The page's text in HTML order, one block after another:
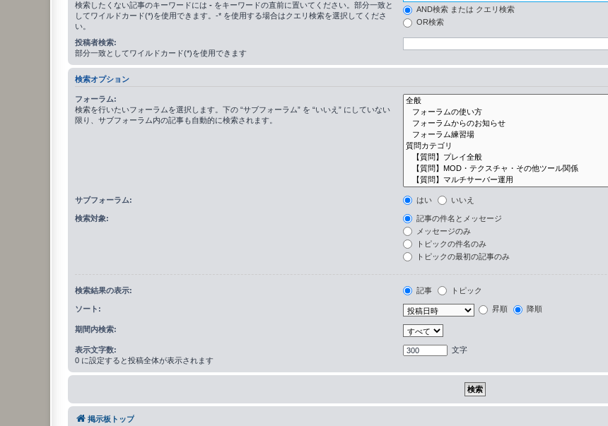
検索したくない記事のキーワードには - をキーワードの直前に置いてください。部分一致と
してワイルドカード(*)を使用できます。-* を使用する場合はクエリ検索を選択してくださ
い。
AND検索 または クエリ検索
OR検索
投稿者検索:
部分一致としてワイルドカード(*)を使用できます
検索オプション
フォーラム:
検索を行いたいフォーラムを選択します。下の “サブフォーラム” を “いいえ” にしていない
限り、サブフォーラム内の記事も自動的に検索されます。
サブフォーラム: はい いいえ
検索対象:
記事の件名とメッセージ
メッセージのみ
トピックの件名のみ
トピックの最初の記事のみ
検索結果の表示: 記事 トピック
ソート: 昇順 降順
期間内検索:
表示文字数:
0 に設定すると投稿全体が表示されます
文字
掲示板トップ